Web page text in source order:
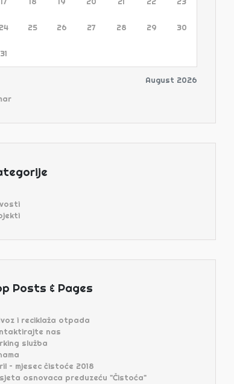
August 2026
24 25 26 27 28 29 30
31
Posts & Pages
i reciklaža otpada
nas
služba
– mjesec čistoće 2018
osnovaca preduzeću "Čistoća"